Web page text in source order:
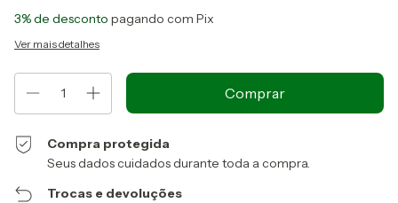
3% de desconto pagando com Pix
Ver mais detalhes
Compra protegida
Seus dados cuidados durante toda a compra.
Trocas e devoluções